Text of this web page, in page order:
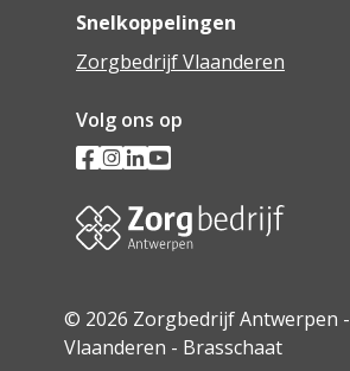
Snelkoppelingen
Zorgbedrijf Vlaanderen
Volg ons op
© 2026 Zorgbedrijf Antwerpen -
Vlaanderen - Brasschaat